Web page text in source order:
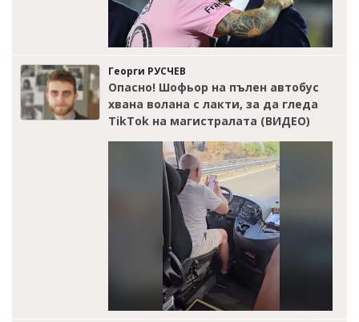
Георги РУСЧЕВ
Опасно! Шофьор на пълен автобус
хвана волана с лакти, за да гледа
TikTok на магистралата (ВИДЕО)